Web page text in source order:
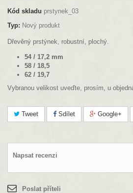
Kód skladu prstynek_03
Typ: Nový produkt
Dřevěný prstýnek, robustní, plochý.
54 / 17,2 mm
58 / 18,5
62 / 19,7
Vybranou velikost uveďte, prosím, u
Tweet Sdílet Google+
Napsat recenzi
Poslat příteli